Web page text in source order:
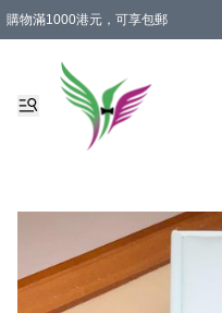
購物滿1000港元，可享包郵